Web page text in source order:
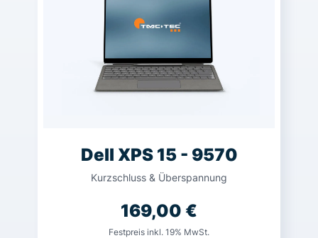
Dell XPS 15 - 9570
Kurzschluss & Überspannung
169,00 €
Festpreis inkl. 19% MwSt.